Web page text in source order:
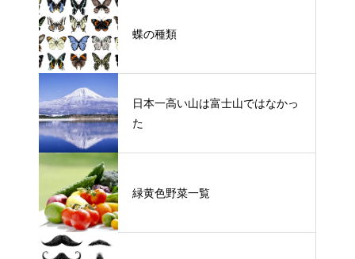
蝶の種類
日本一高い山は富士山ではなかっ
た
緑黄色野菜一覧